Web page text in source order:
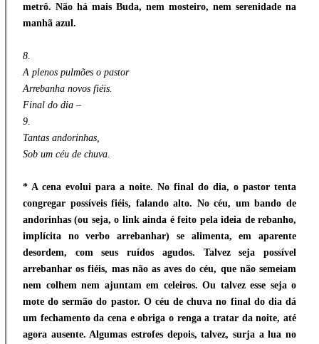
metrô. Não há mais Buda, nem mosteiro, nem serenidade na
manhã azul.
8.
A plenos pulmões o pastor
Arrebanha novos fiéis.
Final do dia –
9.
Tantas andorinhas,
Sob um céu de chuva.
* A cena evolui para a noite. No final do dia, o pastor tenta
congregar possíveis fiéis, falando alto. No céu, um bando de
andorinhas (ou seja, o link ainda é feito pela ideia de rebanho,
implícita no verbo arrebanhar) se alimenta, em aparente
desordem, com seus ruídos agudos. Talvez seja possível
arrebanhar os fiéis, mas não as aves do céu, que não semeiam
nem colhem nem ajuntam em celeiros. Ou talvez esse seja o
mote do sermão do pastor. O céu de chuva no final do dia dá
um fechamento da cena e obriga o renga a tratar da noite, até
agora ausente. Algumas estrofes depois, talvez, surja a lua no